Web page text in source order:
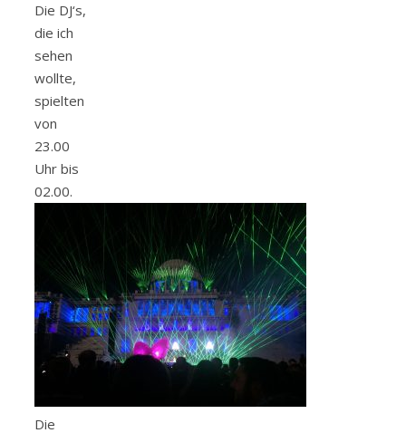
Die DJ‘s,
die ich
sehen
wollte,
spielten
von
23.00
Uhr bis
02.00.
Die